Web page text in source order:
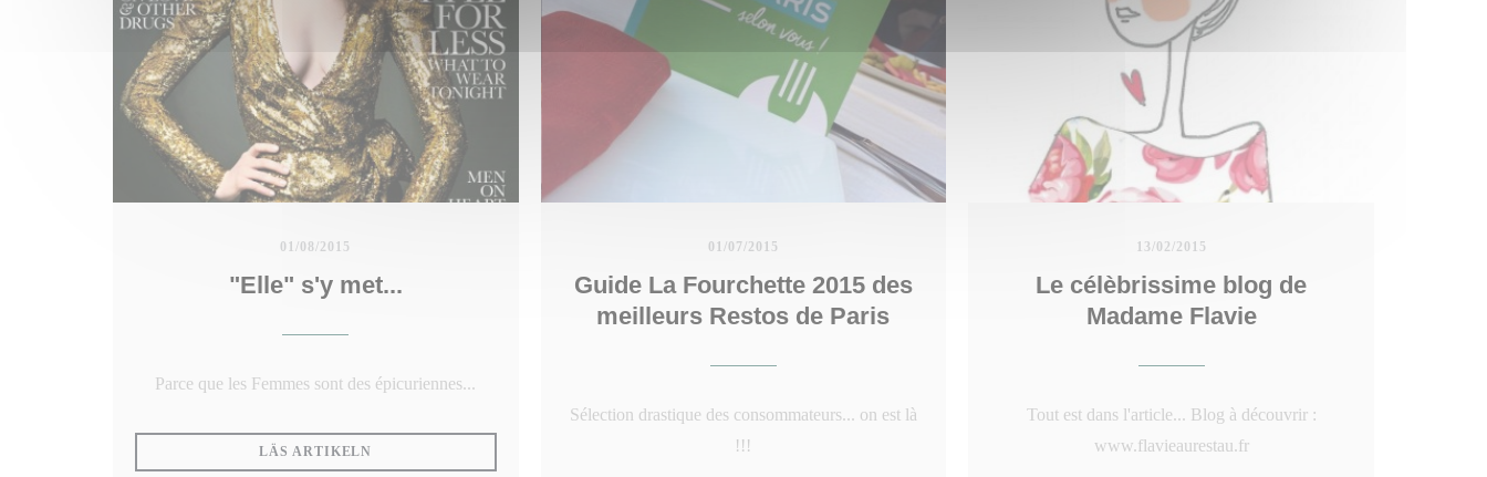
Incontournable pour les 35 000 Japonais qui
vivent en France.
01/08/2015
"Elle" s'y met...
Parce que les Femmes sont des épicuriennes...
LÄS ARTIKELN
01/07/2015
Guide La Fourchette 2015 des
meilleurs Restos de Paris
Sélection drastique des consommateurs... on est là
!!!
13/02/2015
Le célèbrissime blog de
Madame Flavie
Tout est dans l'article... Blog à découvrir :
www.flavieaurestau.fr